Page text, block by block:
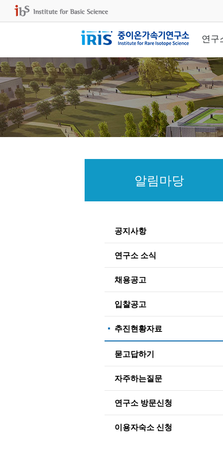
연구
알림마당
공지사항
연구소 소식
채용공고
입찰공고
추진현황자료
묻고답하기
자주하는질문
연구소 방문신청
이용자숙소 신청